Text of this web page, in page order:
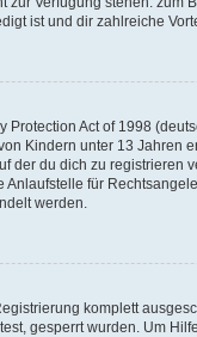
ist und dir zahlreiche
Protection Act of 1998
Kindern unter 13
der du dich zu
für
werden.
komplett
gesperrt wurden. Um